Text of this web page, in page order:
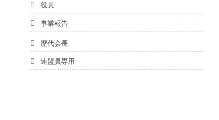
役員
事業報告
歴代会長
連盟員専用